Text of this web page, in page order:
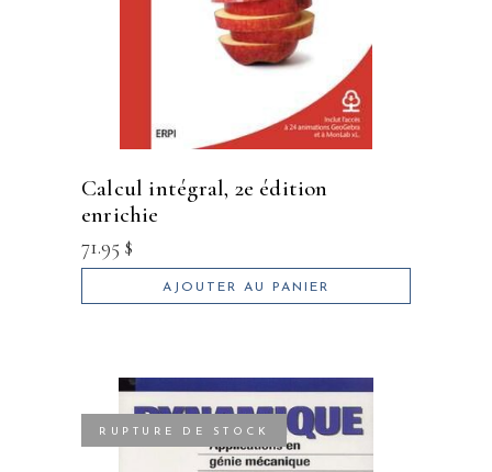
calcul intégral, 2e édition
enrichie
71.95 $
AJOUTER AU PANIER
RUPTURE DE STOCK